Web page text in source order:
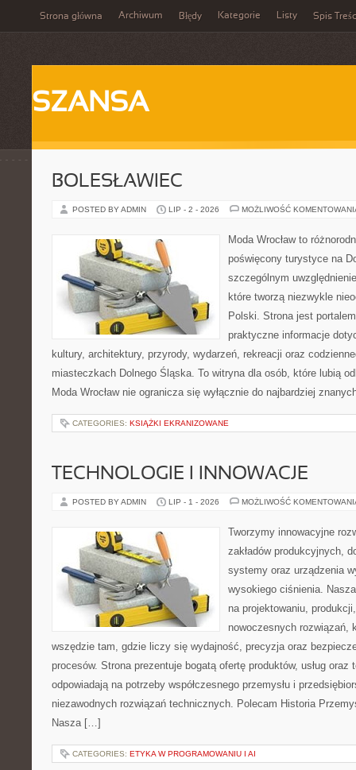
Strona główna Archiwum Błędy Kategorie Listy Spis
SZANSA
BOLESŁAWIEC
POSTED BY ADMIN LIP - 2 - 2026 MOŻLIWOŚĆ
Moda Wrocław to
poświęcony turystyce na
szczególnym
które tworzą niezwykle
Polski. Strona jest
praktyczne informacje
kultury, architektury, przyrody, wydarzeń, rekreacji oraz
miasteczkach Dolnego Śląska. To witryna dla osób, które lubią
Moda Wrocław nie ogranicza się wyłącznie do najbardziej
CATEGORIES: KSIĄŻKI EKRANIZOWANE
TECHNOLOGIE I INNOWACJE
POSTED BY ADMIN LIP - 1 - 2026 MOŻLIWOŚĆ
Tworzymy innowacyjne
zakładów produkcyjnych,
systemy oraz urządzenia
wysokiego ciśnienia.
na projektowaniu,
nowoczesnych rozwiązań,
wszędzie tam, gdzie liczy się wydajność, precyzja oraz
procesów. Strona prezentuje bogatą ofertę produktów, usług oraz
odpowiadają na potrzeby współczesnego przemysłu i
niezawodnych rozwiązań technicznych. Polecam Historia
Nasza […]
CATEGORIES: ETYKA W PROGRAMOWANIU I AI